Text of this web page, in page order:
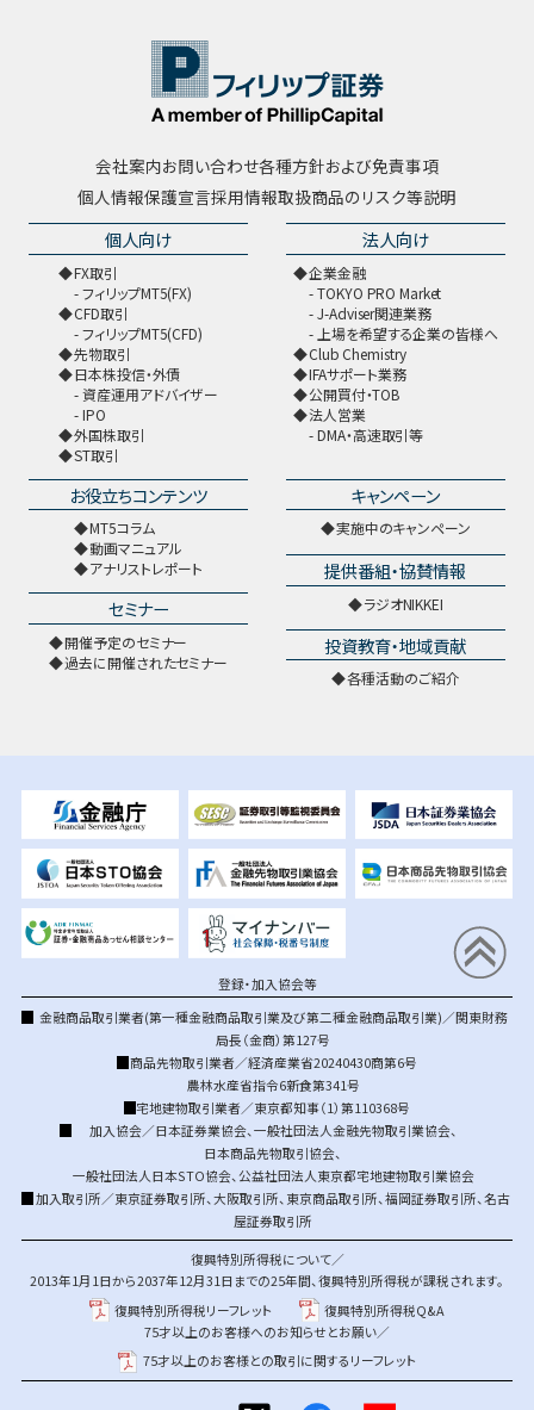
会社案内お問い合わせ各種方針および免責事項
個人情報保護宣言採用情報取扱商品のリスク等説明
個人向け
FX取引
フィリップMT5(FX)
CFD取引
フィリップMT5(CFD)
先物取引
日本株投信・外債
資産運用アドバイザー
IPO
外国株取引
ST取引
法人向け
企業金融
TOKYO PRO Market
J-Adviser関連業務
上場を希望する企業の皆様へ
Club Chemistry
IFAサポート業務
公開買付・TOB
法人営業
DMA・高速取引等
お役立ちコンテンツ
MT5コラム
動画マニュアル
アナリストレポート
セミナー
開催予定のセミナー
過去に開催されたセミナー
キャンペーン
実施中のキャンペーン
提供番組・協賛情報
ラジオNIKKEI
投資教育・地域貢献
各種活動のご紹介
登録・加入協会等
金融商品取引業者(第一種金融商品取引業及び第二種金融商品取引業)／関東財務
局長（金商）第127号
商品先物取引業者／経済産業省20240430商第6号
農林水産省指令6新食第341号
宅地建物取引業者／東京都知事（1）第110368号
加入協会／日本証券業協会、 一般社団法人金融先物取引業協会、
日本商品先物取引協会、
一般社団法人日本STO協会、 公益社団法人東京都宅地建物取引業協会
加入取引所／東京証券取引所、大阪取引所、 東京商品取引所、福岡証券取引所、名古
屋証券取引所
復興特別所得税について／
2013年1月1日から2037年12月31日までの25年間、復興特別所得税が課税されます。
復興特別所得税リーフレット
復興特別所得税Q&A
75才以上のお客様へのお知らせとお願い／
75才以上のお客様との取引に関するリーフレット